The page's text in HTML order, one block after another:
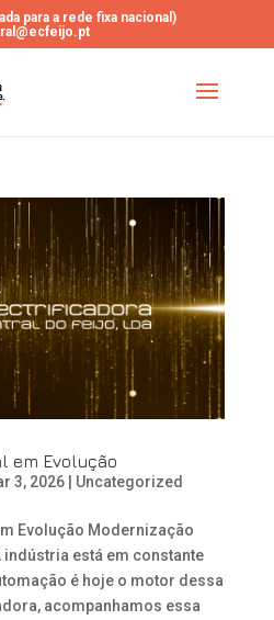
para a rede fixa nacional)
em Evolução
3, 2026| Uncategorized
Evolução Modernização
está em constante
é hoje o motor dessa
acompanhamos essa